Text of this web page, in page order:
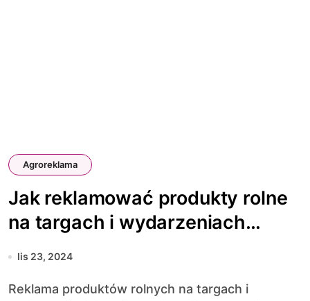
Agroreklama
Jak reklamować produkty rolne
na targach i wydarzeniach
branżowych?
lis 23, 2024
Reklama produktów rolnych na targach i